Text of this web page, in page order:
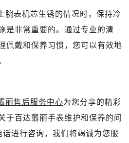
腕表机芯生锈的情况时，保持冷
是非常重要的。通过专业的清
佩戴和保养习惯，您可以有效地
丽售后服务中心为您分享的精彩
于百达翡丽手表维护和保养的问
进行咨询，我们将竭诚为您服